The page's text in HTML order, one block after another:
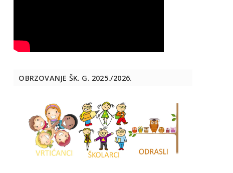
OBRZOVANJE ŠK. G. 2025./2026.